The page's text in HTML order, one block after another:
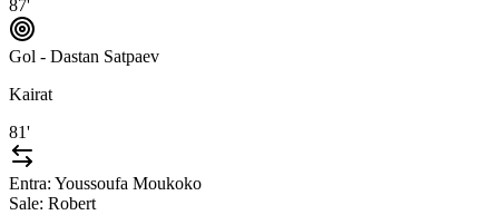
87'
Gol - Dastan Satpaev
Kairat
81'
Entra: Youssoufa Moukoko
Sale: Robert